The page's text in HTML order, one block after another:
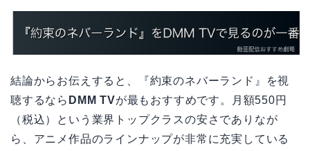
結論からお伝えすると、『約束のネバーランド』を視
聴するなら DMM TVが最もおすすめです。月額550円
（税込）という業界トップクラスの安さでありなが
ら、アニメ作品のラインナップが非常に充実している